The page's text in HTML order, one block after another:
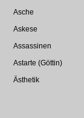
Asche
Askese
Assassinen
Astarte (Göttin)
Ästhetik